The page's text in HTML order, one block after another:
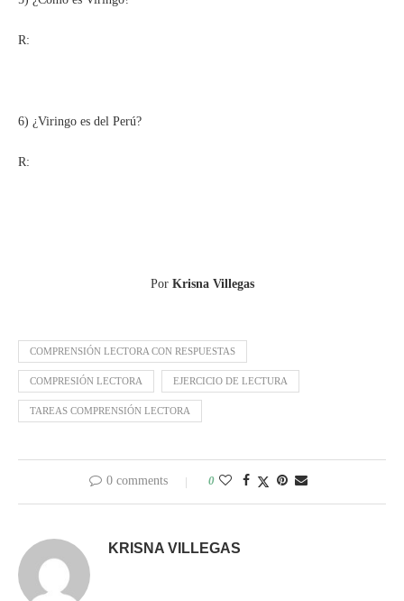
R:
6) ¿Viringo es del Perú?
R:
PorKrisna Villegas
COMPRENSIÓN LECTORA CON RESPUESTAS
COMPRESIÓN LECTORA EJERCICIO DE LECTURA
TAREAS COMPRENSIÓN LECTORA
0 comments 0
KRISNA VILLEGAS